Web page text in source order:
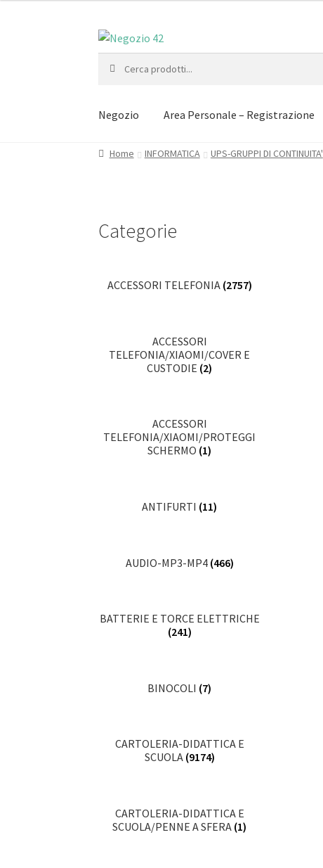
Vai
alla
navigazione
Vai
al
contenuto
Negozio Area Personale – Registrazione
Home INFORMATICA UPS-GRUPPI DI CONTINUITA'
Categorie
ACCESSORI TELEFONIA (2757)
ACCESSORI
TELEFONIA/XIAOMI/COVER E
CUSTODIE (2)
ACCESSORI
TELEFONIA/XIAOMI/PROTEGGI
SCHERMO (1)
ANTIFURTI (11)
AUDIO-MP3-MP4 (466)
BATTERIE E TORCE ELETTRICHE
(241)
BINOCOLI (7)
CARTOLERIA-DIDATTICA E
SCUOLA (9174)
CARTOLERIA-DIDATTICA E
SCUOLA/PENNE A SFERA (1)